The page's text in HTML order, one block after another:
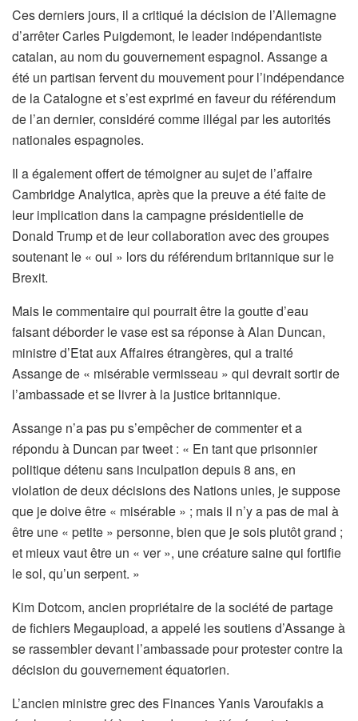
Ces derniers jours, il a critiqué la décision de l’Allemagne
d’arrêter Carles Puigdemont, le leader indépendantiste
catalan, au nom du gouvernement espagnol. Assange a
été un partisan fervent du mouvement pour l’indépendance
de la Catalogne et s’est exprimé en faveur du référendum
de l’an dernier, considéré comme illégal par les autorités
nationales espagnoles.
Il a également offert de témoigner au sujet de l’affaire
Cambridge Analytica, après que la preuve a été faite de
leur implication dans la campagne présidentielle de
Donald Trump et de leur collaboration avec des groupes
soutenant le « oui » lors du référendum britannique sur le
Brexit.
Mais le commentaire qui pourrait être la goutte d’eau
faisant déborder le vase est sa réponse à Alan Duncan,
ministre d’Etat aux Affaires étrangères, qui a traité
Assange de « misérable vermisseau » qui devrait sortir de
l’ambassade et se livrer à la justice britannique.
Assange n’a pas pu s’empêcher de commenter et a
répondu à Duncan par tweet : « En tant que prisonnier
politique détenu sans inculpation depuis 8 ans, en
violation de deux décisions des Nations unies, je suppose
que je doive être « misérable » ; mais il n’y a pas de mal à
être une « petite » personne, bien que je sois plutôt grand ;
et mieux vaut être un « ver », une créature saine qui fortifie
le sol, qu’un serpent. »
Kim Dotcom, ancien propriétaire de la société de partage
de fichiers Megaupload, a appelé les soutiens d’Assange à
se rassembler devant l’ambassade pour protester contre la
décision du gouvernement équatorien.
L’ancien ministre grec des Finances Yanis Varoufakis a